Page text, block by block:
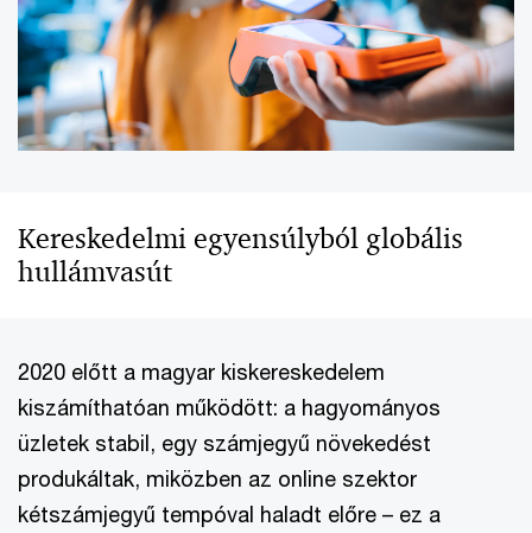
Kereskedelmi egyensúlyból globális
hullámvasút
2020 előtt a magyar kiskereskedelem
kiszámíthatóan működött: a hagyományos
üzletek stabil, egy számjegyű növekedést
produkáltak, miközben az online szektor
kétszámjegyű tempóval haladt előre – ez a